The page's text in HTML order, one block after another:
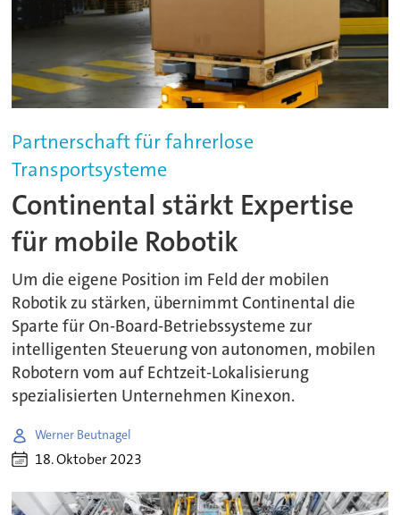
Partnerschaft für fahrerlose
Transportsysteme
Continental stärkt Expertise
für mobile Robotik
Um die eigene Position im Feld der mobilen
Robotik zu stärken, übernimmt Continental die
Sparte für On-Board-Betriebssysteme zur
intelligenten Steuerung von autonomen, mobilen
Robotern vom auf Echtzeit-Lokalisierung
spezialisierten Unternehmen Kinexon.
Werner Beutnagel
18. Oktober 2023